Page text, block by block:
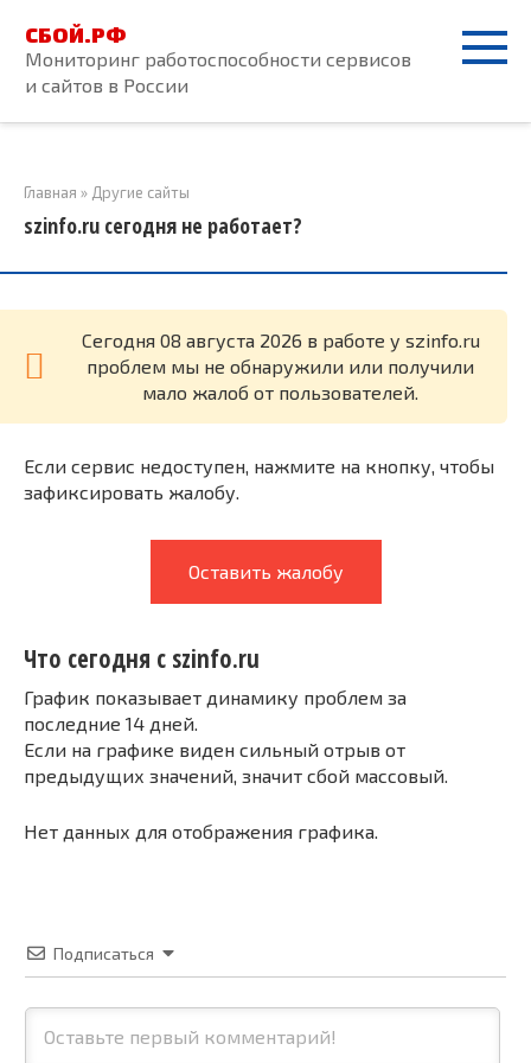
контенту
СБОЙ.РФ
Мониторинг работоспособности сервисов
и сайтов в России
Главная » Другие сайты
szinfo.ru сегодня не работает?
Cегодня 08 августа 2026 в работе у szinfo.ru
проблем мы не обнаружили или получили
мало жалоб от пользователей.
Если сервис недоступен, нажмите на кнопку, чтобы
зафиксировать жалобу.
Оставить жалобу
Что сегодня с szinfo.ru
График показывает динамику проблем за
последние 14 дней.
Если на графике виден сильный отрыв от
предыдущих значений, значит сбой массовый.
Нет данных для отображения графика.
Подписаться